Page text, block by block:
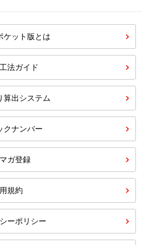
ケット版とは
法ガイド
算出システム
クナンバー
ガ登録
規約
ーポリシー